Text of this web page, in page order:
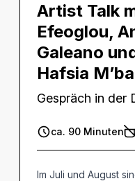
Artist Talk
Efeoglou,
Galeano
Hafsia
Gespräch in der
ca. 90 Minuten
Im Juli und August